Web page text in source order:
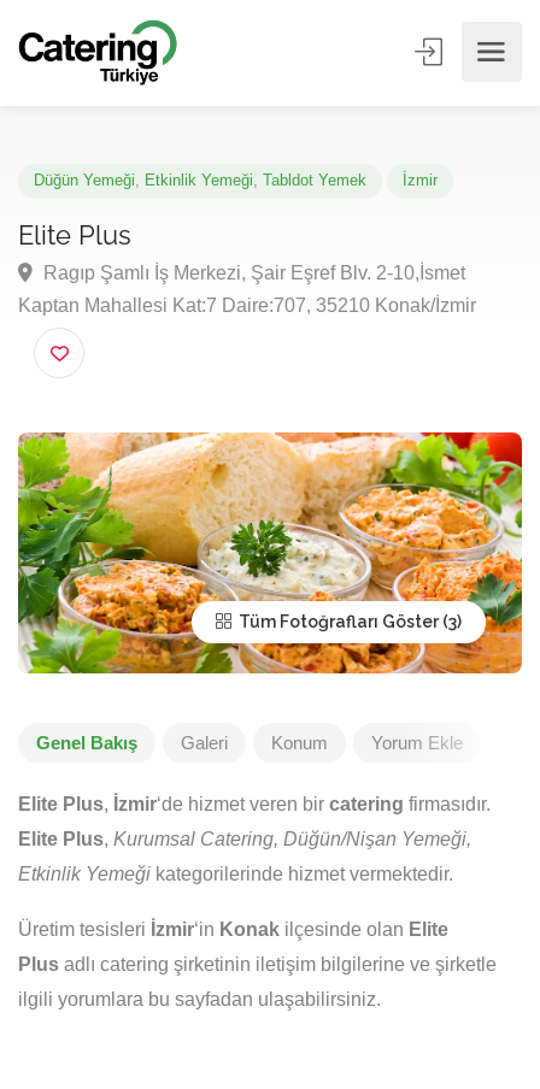
Elite Plus
Ragıp Şamlı İş Merkezi, Şair Eşref Blv. 2-10,İsmet
Kaptan Mahallesi Kat:7 Daire:707, 35210 Konak/İzmir
Tüm Fotoğrafları Göster
Genel Bakış Galeri Konum Yorum Ekle
Elite Plus, İzmir‘de hizmet veren bir catering firmasıdır.
Elite Plus, Kurumsal Catering, Düğün/Nişan Yemeği,
Etkinlik Yemeği kategorilerinde hizmet vermektedir.
Üretim tesisleri İzmir‘in Konak ilçesinde olan Elite
Plus adlı catering şirketinin iletişim bilgilerine ve şirketle
ilgili yorumlara bu sayfadan ulaşabilirsiniz.